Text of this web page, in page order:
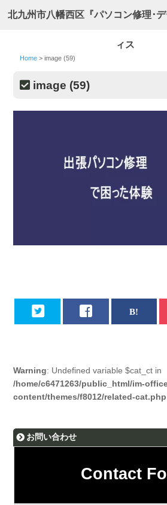
北九州市八幡西区『パソコン修理･
ィス
Home >image (59)
image (59)
Warning: Undefined variable $cat_ct in
/home/c6471263/public_html/im-
content/themes/f8012/related-cat.php
お問い合わせ
Contact